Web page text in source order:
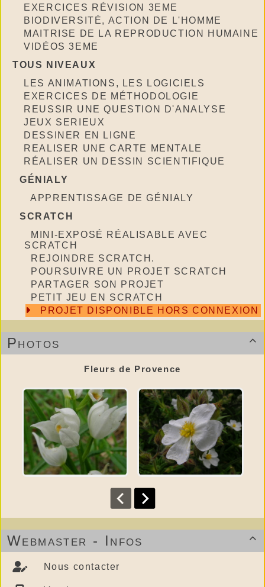
EXERCICES RÉVISION 3EME
BIODIVERSITÉ, ACTION DE L'HOMME
MAITRISE DE LA REPRODUCTION HUMAINE
VIDÉOS 3EME
TOUS NIVEAUX
LES ANIMATIONS, LES LOGICIELS
EXERCICES DE MÉTHODOLOGIE
REUSSIR UNE QUESTION D'ANALYSE
JEUX SERIEUX
DESSINER EN LIGNE
REALISER UNE CARTE MENTALE
RÉALISER UN DESSIN SCIENTIFIQUE
GÉNIALY
APPRENTISSAGE DE GÉNIALY
SCRATCH
MINI-EXPOSÉ RÉALISABLE AVEC
SCRATCH
REJOINDRE SCRATCH.
POURSUIVRE UN PROJET SCRATCH
PARTAGER SON PROJET
PETIT JEU EN SCRATCH
PROJET DISPONIBLE HORS CONNEXION

Photos
Fleurs de Provence

Webmaster - Infos
Nous contacter